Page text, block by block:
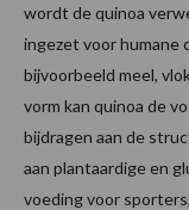
wordt de quinoa
ingezet voor
bijvoorbeeld meel,
vorm kan quinoa de
bijdragen aan de
aan plantaardige en
voeding voor